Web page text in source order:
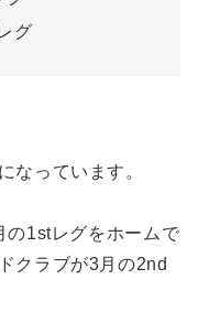
グ
なっています。
の1stレグをホームで
クラブが3月の2nd